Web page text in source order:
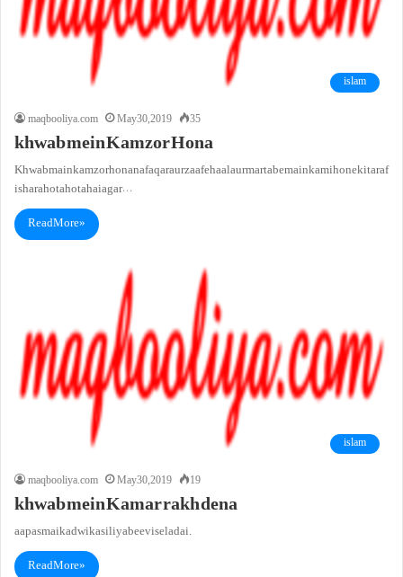
islam
maqbooliya.com
May 30, 2019 35
khwab mein Kamzor Hona
Khwab main kamzor hona nafaqar aur zaafe haal aur martabe main kami hone ki taraf
ishara hota hota hai agar…
Read More »
islam
maqbooliya.com
May 30, 2019 19
khwab mein Kamar rakh dena
aapas mai kadwi kasili ya beevi se ladai.
Read More »